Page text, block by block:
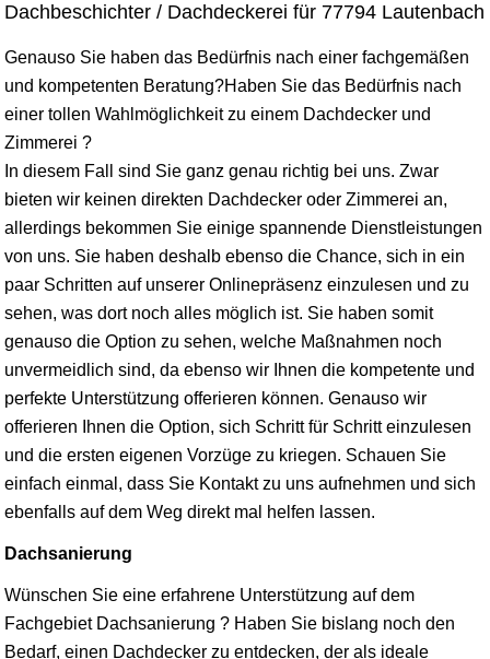
Dachbeschichter / Dachdeckerei für 77794 Lautenbach
Genauso Sie haben das Bedürfnis nach einer fachgemäßen
und kompetenten Beratung?Haben Sie das Bedürfnis nach
einer tollen Wahlmöglichkeit zu einem Dachdecker und
Zimmerei ?
In diesem Fall sind Sie ganz genau richtig bei uns. Zwar
bieten wir keinen direkten Dachdecker oder Zimmerei an,
allerdings bekommen Sie einige spannende Dienstleistungen
von uns. Sie haben deshalb ebenso die Chance, sich in ein
paar Schritten auf unserer Onlinepräsenz einzulesen und zu
sehen, was dort noch alles möglich ist. Sie haben somit
genauso die Option zu sehen, welche Maßnahmen noch
unvermeidlich sind, da ebenso wir Ihnen die kompetente und
perfekte Unterstützung offerieren können. Genauso wir
offerieren Ihnen die Option, sich Schritt für Schritt einzulesen
und die ersten eigenen Vorzüge zu kriegen. Schauen Sie
einfach einmal, dass Sie Kontakt zu uns aufnehmen und sich
ebenfalls auf dem Weg direkt mal helfen lassen.
Dachsanierung
Wünschen Sie eine erfahrene Unterstützung auf dem
Fachgebiet Dachsanierung ? Haben Sie bislang noch den
Bedarf, einen Dachdecker zu entdecken, der als ideale